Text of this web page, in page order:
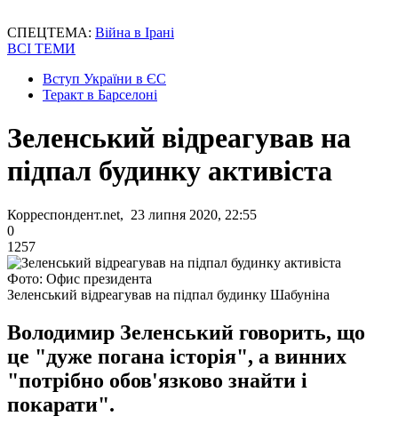
СПЕЦТЕМА: Війна в Ірані
ВСІ ТЕМИ
Вступ України в ЄС
Теракт в Барселоні
Зеленський відреагував на
підпал будинку активіста
Корреспондент.net, 23 липня 2020, 22:55
0
1257
Фото: Офис президента
Зеленський відреагував на підпал будинку Шабуніна
Володимир Зеленський говорить, що
це "дуже погана історія", а винних
"потрібно обов'язково знайти і
покарати".